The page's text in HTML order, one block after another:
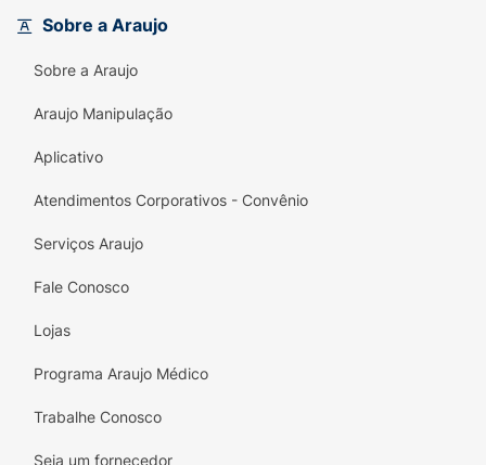
Sobre a Araujo
Sobre a Araujo
Araujo Manipulação
Aplicativo
Atendimentos Corporativos - Convênio
Serviços Araujo
Fale Conosco
Lojas
Programa Araujo Médico
Trabalhe Conosco
Seja um fornecedor